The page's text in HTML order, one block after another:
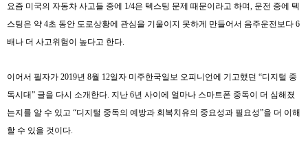
요즘 미국의 자동차 사고들 중에 1/4은 텍스팅 문제 때문이라고 하며 운전 중에 텍
스팅은 약 4초 동안 도로상황에 관심을 기울이지 못하게 만들어서 음주운전보다 6
배나 더 사고위험이 높다고 한다
이어서 필자가 2019년 8월 12일자 미주한국일보 오피니언에 기고했던 “디지털 중
독시대” 글을 다시 소개한다 지난 6년 사이에 얼마나 스마트폰 중독이 더 심해졌
는지를 알 수 있고 “디지털 중독의 예방과 회복치유의 중요성과 필요성”을 더 이해
할 수 있을 것이다